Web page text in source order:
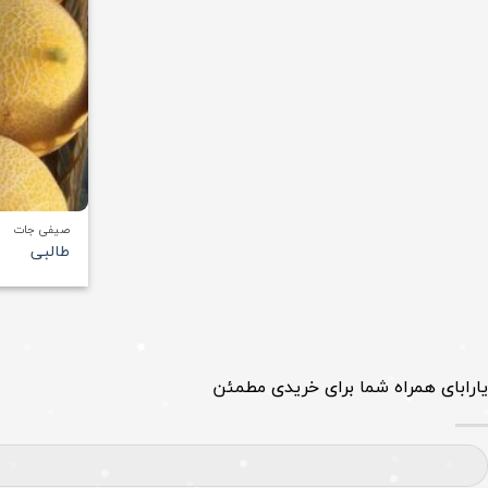
صیفی جات
طالبی
یارابای همراه شما برای خریدی مطمئن